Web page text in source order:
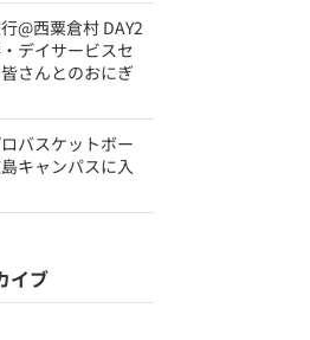
@西粟倉村 DAY2
デイサービスセ
さんとのおにぎ
バスケットボー
キャンパスに入
イブ